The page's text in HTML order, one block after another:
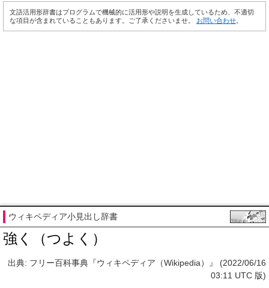
文語活用形辞書はプログラムで機械的に活用形や説明を生成しているため、不適切
な項目が含まれていることもあります。ご了承くださいませ。 お問い合わせ
ウィキペディア小見出し辞書
強く（つよく）
出典: フリー百科事典『ウィキペディア（Wikipedia）』 (2022/06/16
03:11 UTC 版)